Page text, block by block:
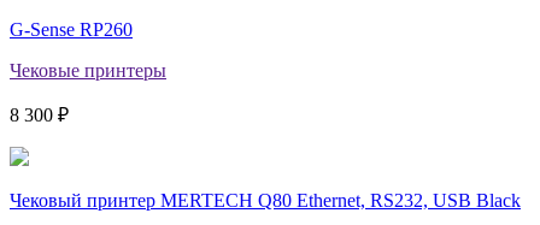
G-Sense RP260
Чековые принтеры
8 300 ₽
Чековый принтер MERTECH Q80 Ethernet, RS232, USB Black